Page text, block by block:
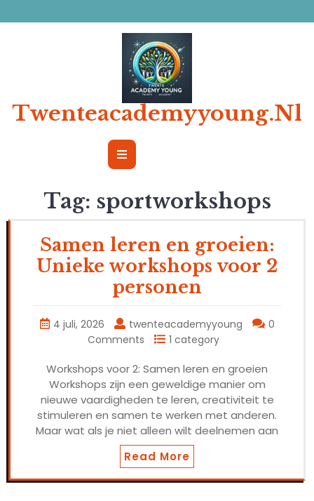
naar
Twenteacademyyoung.nl
Open
Tag: sportworkshops
Samen leren en groeien:
Unieke workshops voor 2
personen
4 juli, 2026 twenteacademyyoung
0
Comments
1 category
Workshops voor 2: Samen leren en groeien
Workshops zijn een geweldige manier om
nieuwe vaardigheden te leren, creativiteit te
stimuleren en samen te werken met anderen.
Maar wat als je niet alleen wilt deelnemen aan
Read More